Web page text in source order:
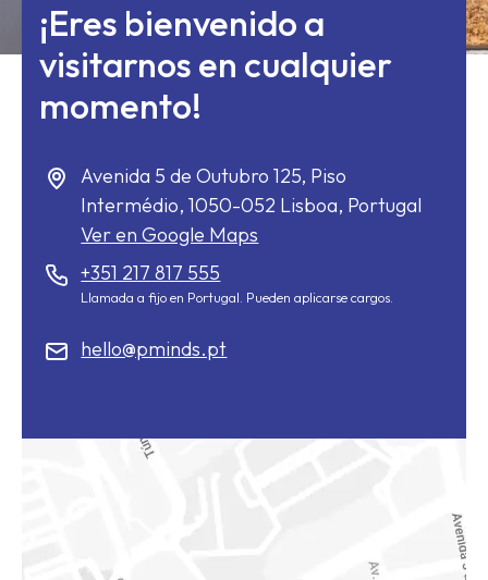
¡Eres bienvenido a
visitarnos en cualquier
momento!
Avenida 5 de Outubro 125, Piso
Intermédio,1050-052 Lisboa, Portugal
Ver en Google Maps
+351 217 817 555
Llamada a fijo en Portugal. Pueden aplicarse cargos.
hello@pminds.pt